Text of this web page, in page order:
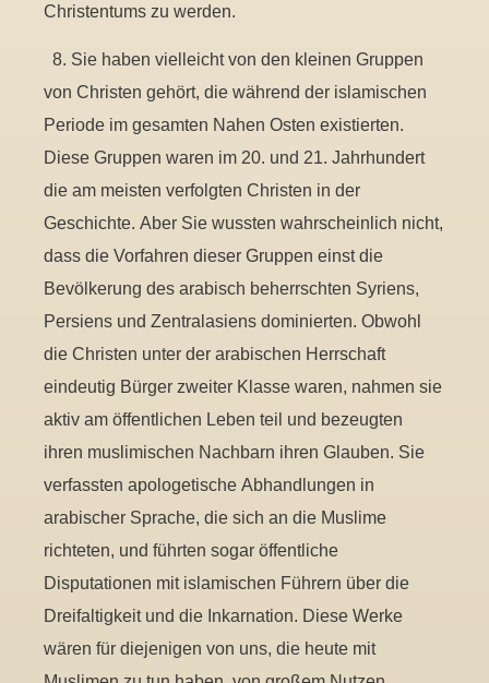
Christentums zu werden.
8. Sie haben vielleicht von den kleinen Gruppen
von Christen gehört, die während der islamischen
Periode im gesamten Nahen Osten existierten.
Diese Gruppen waren im 20. und 21. Jahrhundert
die am meisten verfolgten Christen in der
Geschichte. Aber Sie wussten wahrscheinlich nicht,
dass die Vorfahren dieser Gruppen einst die
Bevölkerung des arabisch beherrschten Syriens,
Persiens und Zentralasiens dominierten. Obwohl
die Christen unter der arabischen Herrschaft
eindeutig Bürger zweiter Klasse waren, nahmen sie
aktiv am öffentlichen Leben teil und bezeugten
ihren muslimischen Nachbarn ihren Glauben. Sie
verfassten apologetische Abhandlungen in
arabischer Sprache, die sich an die Muslime
richteten, und führten sogar öffentliche
Disputationen mit islamischen Führern über die
Dreifaltigkeit und die Inkarnation. Diese Werke
wären für diejenigen von uns, die heute mit